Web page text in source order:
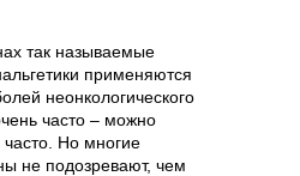
так называемые
применяются
неонкологического
часто – можно
часто. Но многие
не подозревают, чем